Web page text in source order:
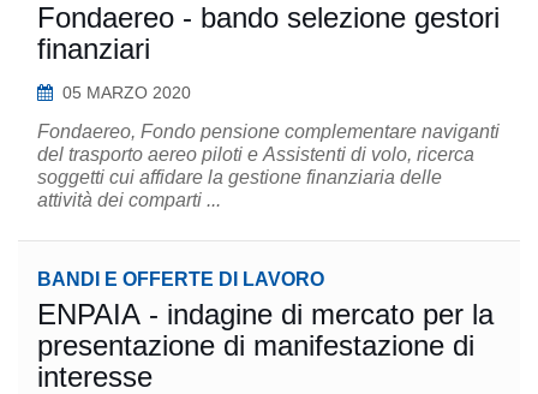
Fondaereo - bando selezione gestori
finanziari
05 MARZO 2020
Fondaereo, Fondo pensione complementare naviganti
del trasporto aereo piloti e Assistenti di volo, ricerca
soggetti cui affidare la gestione finanziaria delle
attività dei comparti ...
BANDI E OFFERTE DI LAVORO
ENPAIA - indagine di mercato per la
presentazione di manifestazione di
interesse